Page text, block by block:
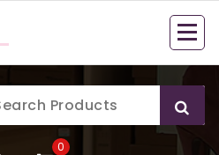
0